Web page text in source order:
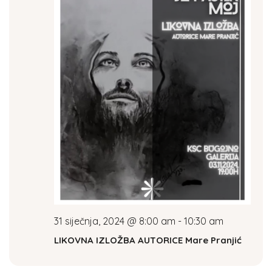
S
e
r
c
h
a
n
d
V
31 siječnja, 2024 @ 8:00 am - 10:30 am
LIKOVNA IZLOŽBA AUTORICE Mare Pranjić